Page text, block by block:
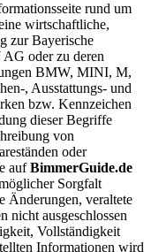
rund um
wirtschaftliche,
zur Bayerische
oder zu deren
BMW, MINI, M,
, Ausstattungs- und
bzw. Kennzeichen
dieser Begriffe
von
oder
aufBimmerGuide.de
Sorgfalt
Änderungen, veraltete
nicht ausgeschlossen
Vollständigkeit
Informationen wird